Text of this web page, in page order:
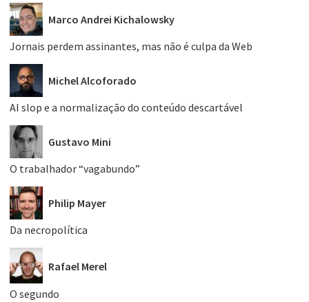
Marco Andrei Kichalowsky
Jornais perdem assinantes, mas não é culpa da Web
Michel Alcoforado
AI slop e a normalização do conteúdo descartável
Gustavo Mini
O trabalhador “vagabundo”
Philip Mayer
Da necropolítica
Rafael Merel
O segundo